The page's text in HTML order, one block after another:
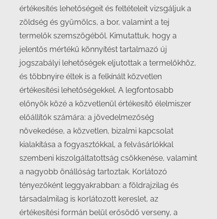
értékesítés lehetőségeit és feltételeit vizsgáljuk a
zöldség és gyümölcs, a bor, valamint a tej
termelők szemszögéből. Kimutattuk, hogy a
jelentős mértékű könnyítést tartalmazó új
jogszabályi lehetőségek eljutottak a termelőkhöz,
és többnyire éltek is a felkínált közvetlen
értékesítési lehetőségekkel. A legfontosabb
előnyök közé a közvetlenül értékesítő élelmiszer
előállítók számára: a jövedelmezőség
növekedése, a közvetlen, bizalmi kapcsolat
kialakítása a fogyasztókkal, a felvásárlókkal
szembeni kiszolgáltatottság csökkenése, valamint
a nagyobb önállóság tartoztak. Korlátozó
tényezőként leggyakrabban: a földrajzilag és
társadalmilag is korlátozott kereslet, az
értékesítési formán belül erősödő verseny, a